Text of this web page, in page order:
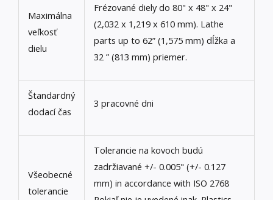
Maximálna
veľkosť
dielu
Frézované diely do 80" x 48" x 24"
(2,032 x 1,219 x 610 mm). Lathe
parts up to 62”(1,575 mm) dĺžka a
32 ” (813 mm) priemer.
Štandardný
dodací čas
3 pracovné dni
Všeobecné
tolerancie
Tolerancie na kovoch budú
zadržiavané +/- 0.005" (+/- 0.127
mm) in accordance with ISO 2768